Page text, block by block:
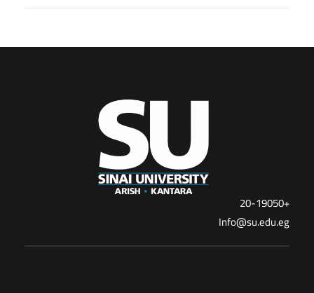
+20-19050
Info@su.edu.eg